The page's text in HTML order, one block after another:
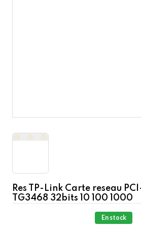
Res TP-Link Carte reseau
TG3468 32bits 10 100 1000
En stock